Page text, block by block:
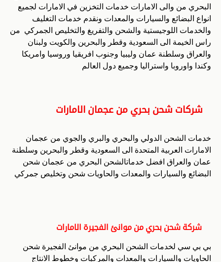
البحري من والى الامارات خدمات التخزين في الامارات لجميع
انواع البضائع والسيارات والمعدات ونقدم خدمات التغليف
والخدمات اللوجيستية والشحن والتفريغ والتخليص الجمركي من
راس الخيمة الى السعودية وقطر والبحرين والكويت ولبنان
والعراق وسلطنة عمان وليبيا وجنوب افريقيا وروسيا وامريكا
وكندا واوروبا واستراليا وجميع دول العالم
شركات شحن بحري من عجمان الامارات
خدمات الشحن الدولي والبحري والبري والجوي من عجمان
الامارات العربية المتحدة الى السعودية وقطر والبحرين وسلطنة
عمان والعراق افضل خدماتالشحن البحري من عجمان شحن
البضائع والسيارات والمعدات والحاويات شحن وتخليص جمركي
شركة شحن بحري من موانئ الفجيرة الامارات
بي بي سي لخدمات الشحن البحري من موانئ الفجيرة شحن
الحاويات والسيارات والمعدات والمركبات وخطوط الانتاج